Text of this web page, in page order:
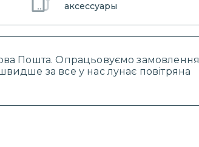
Пошта. Опрацьовуємо замовлення
за все у нас лунає повітряна
аксессуары